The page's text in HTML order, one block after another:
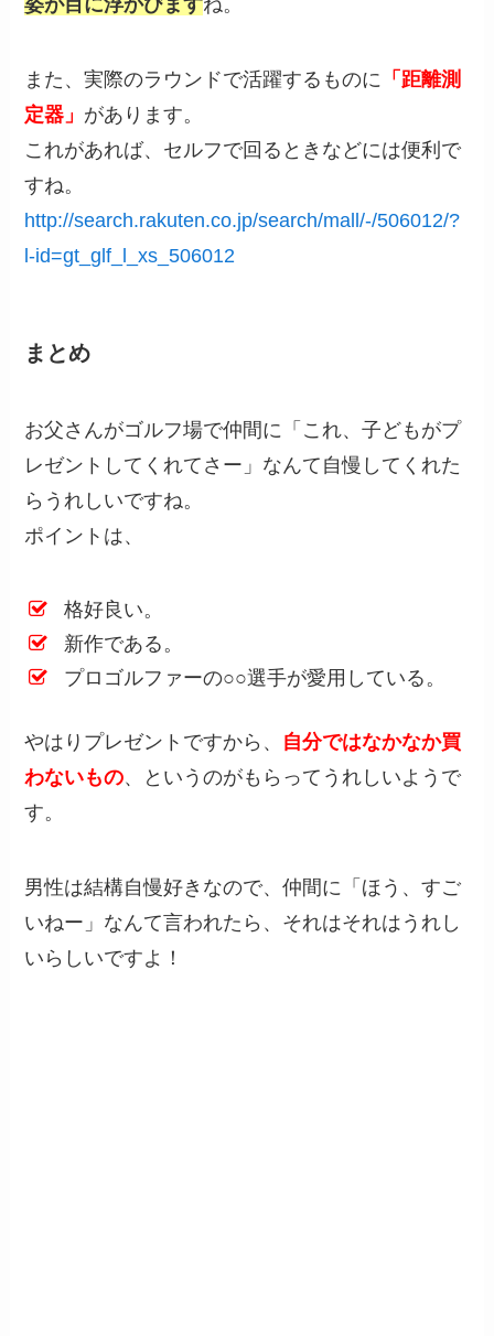
姿が目に浮かびますね。
また、実際のラウンドで活躍するものに 「距離測
定器」 があります。
これがあれば、セルフで回るときなどには便利で
すね。
http://search.rakuten.co.jp/search/mall/-/506012/?
l-id=gt_glf_l_xs_506012
まとめ
お父さんがゴルフ場で仲間に「これ、子どもがプ
レゼントしてくれてさー」なんて自慢してくれた
らうれしいですね。
ポイントは、
格好良い。
新作である。
プロゴルファーの○○選手が愛用している。
やはりプレゼントですから、 自分ではなかなか買
わないもの、というのがもらってうれしいようで
す。
男性は結構自慢好きなので、仲間に「ほう、すご
いねー」なんて言われたら、それはそれはうれし
いらしいですよ！